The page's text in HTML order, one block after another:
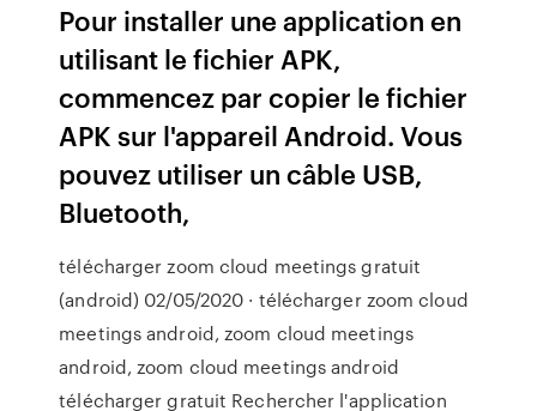
Pour installer une application en
utilisant le fichier APK,
commencez par copier le fichier
APK sur l'appareil Android. Vous
pouvez utiliser un câble USB,
Bluetooth,
télécharger zoom cloud meetings gratuit
(android) 02/05/2020 · télécharger zoom cloud
meetings android, zoom cloud meetings
android, zoom cloud meetings android
télécharger gratuit Rechercher l'application